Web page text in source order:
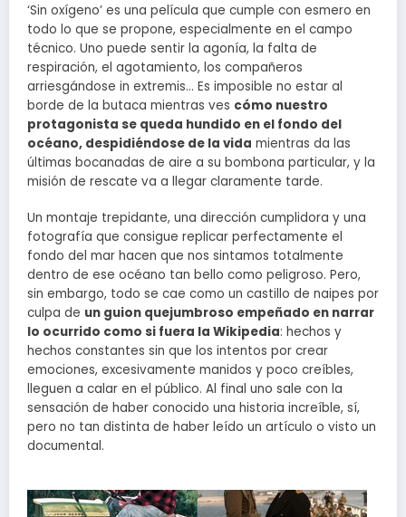
‘Sin oxígeno’ es una película que cumple con esmero en
todo lo que se propone, especialmente en el campo
técnico. Uno puede sentir la agonía, la falta de
respiración, el agotamiento, los compañeros
arriesgándose in extremis… Es imposible no estar al
borde de la butaca mientras ves cómo nuestro
protagonista se queda hundido en el fondo del
océano, despidiéndose de la vida mientras da las
últimas bocanadas de aire a su bombona particular, y la
misión de rescate va a llegar claramente tarde.
Un montaje trepidante, una dirección cumplidora y una
fotografía que consigue replicar perfectamente el
fondo del mar hacen que nos sintamos totalmente
dentro de ese océano tan bello como peligroso. Pero,
sin embargo, todo se cae como un castillo de naipes por
culpa de un guion quejumbroso empeñado en narrar
lo ocurrido como si fuera la Wikipedia: hechos y
hechos constantes sin que los intentos por crear
emociones, excesivamente manidos y poco creíbles,
lleguen a calar en el público. Al final uno sale con la
sensación de haber conocido una historia increíble, sí,
pero no tan distinta de haber leído un artículo o visto un
documental.